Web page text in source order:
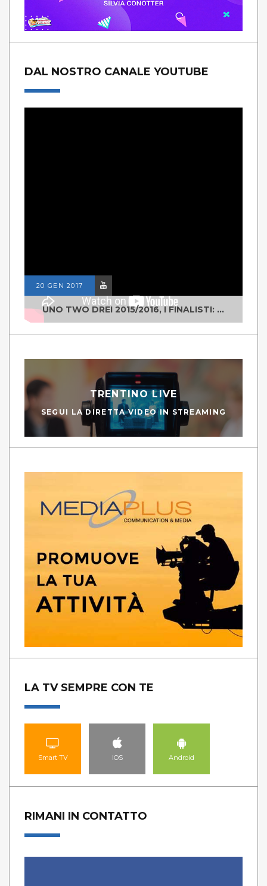
DAL NOSTRO CANALE YOUTUBE
20 GEN 2017
UNO TWO DREI 2015/2016, I FINALISTI: CLASSE IV ALS ISTITUTO "DEGASPERI" BORGO VALSUGANA
TRENTINO LIVE
SEGUI LA DIRETTA VIDEO IN STREAMING
LA TV SEMPRE CON TE
Smart TV IOS Android
RIMANI IN CONTATTO